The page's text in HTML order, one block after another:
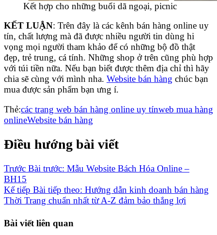
Kết hợp cho những buổi dã ngoại, picnic
KẾT LUẬN: Trên đây là các kênh bán hàng online uy
tín, chất lượng mà đã được nhiều người tin dùng hi
vọng mọi người tham khảo để có những bộ đồ thật
đẹp, trẻ trung, cá tính. Những shop ở trên cũng phù hợp
với túi tiền nữa. Nếu bạn biết được thêm địa chỉ thì hãy
chia sẽ cùng với mình nha. Website bán hàng chúc bạn
mua được sản phẩm bạn ưng í.
Thẻ:các trang web bán hàng online uy tínweb mua hàng
onlineWebsite bán hàng
Điều hướng bài viết
Trước Bài trước: Mẫu Website Bách Hóa Online –
BH15
Kế tiếp Bài tiếp theo: Hướng dẫn kinh doanh bán hàng
Thời Trang chuẩn nhất từ A-Z đảm bảo thắng lợi
Bài viết liên quan